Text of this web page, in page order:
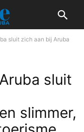
sluit zich aan bij Aruba
sluit
slimmer,